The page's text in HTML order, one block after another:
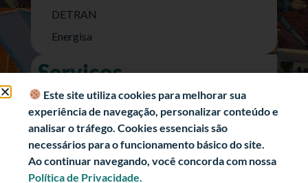
DETRAN
Energisa
Serviços
Nota Fiscal Eletrônica
e-SIC (Acesso a Informação)
Transparência Fiscal
História
Este site utiliza cookies para melhorar sua
experiência de navegação, personalizar conteúdo e
analisar o tráfego. Cookies essenciais são
necessários para o funcionamento básico do site.
Ao continuar navegando, você concorda com nossa
Política de Privacidade.